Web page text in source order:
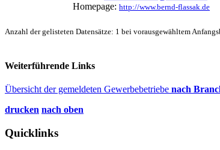
Homepage: http://www.bernd-flassak.de
Anzahl der gelisteten Datensätze: 1 bei vorausgewähltem
Weiterführende Links
Übersicht der gemeldeten Gewerbebetriebe nach
drucken nach oben
Quicklinks